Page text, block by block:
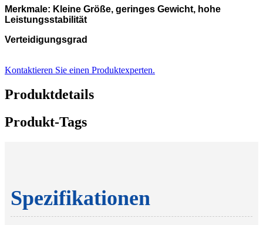
Merkmale: Kleine Größe, geringes Gewicht, hohe
Leistungsstabilität
Verteidigungsgrad
Kontaktieren Sie einen Produktexperten.
Produktdetails
Produkt-Tags
Spezifikationen